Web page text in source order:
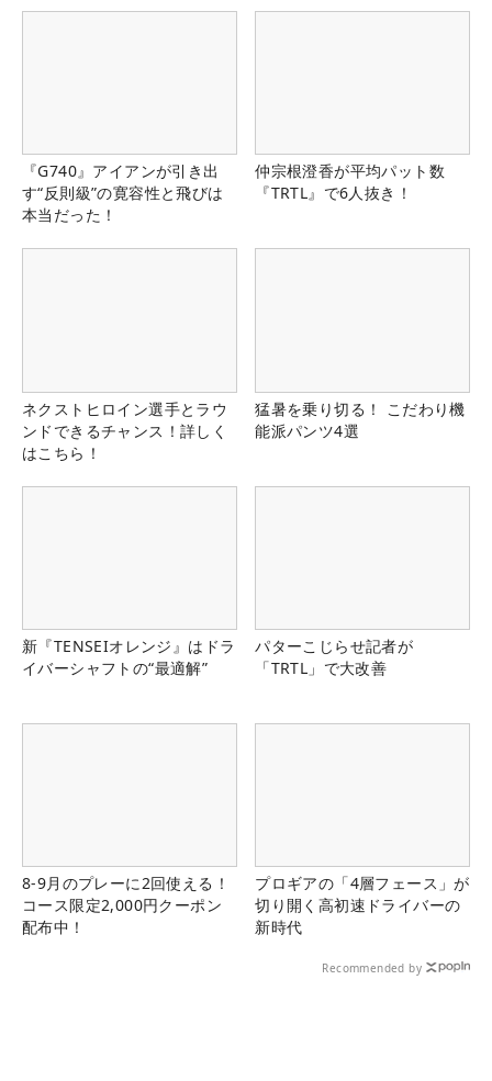
『G740』アイアンが引き出
す“反則級”の寛容性と飛びは
本当だった！
仲宗根澄香が平均パット数
『TRTL』で6人抜き！
ネクストヒロイン選手とラウ
ンドできるチャンス！詳しく
はこちら！
猛暑を乗り切る！ こだわり機
能派パンツ4選
新『TENSEIオレンジ』はドラ
イバーシャフトの“最適解”
パターこじらせ記者が
「TRTL」で大改善
8-9月のプレーに2回使える！
コース限定2,000円クーポン
配布中！
プロギアの「4層フェース」が
切り開く高初速ドライバーの
新時代
Recommended by